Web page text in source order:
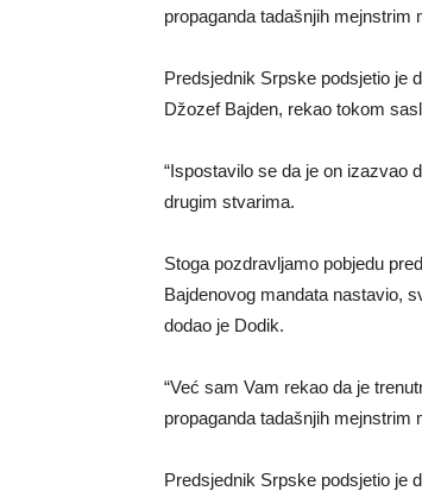
propaganda tadašnjih mejnstrim
Predsjednik Srpske podsjetio je
Džozef Bajden, rekao tokom
“Ispostavilo se da je on izazvao
drugim stvarima.
Stoga pozdravljamo pobjedu
Bajdenovog mandata nastavio,
dodao je Dodik.
“Već sam Vam rekao da je
propaganda tadašnjih mejnstrim
Predsjednik Srpske podsjetio je